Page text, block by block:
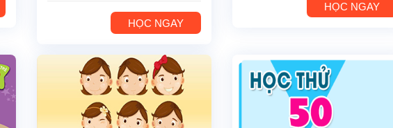
HỌC NGAY
HỌC NGAY